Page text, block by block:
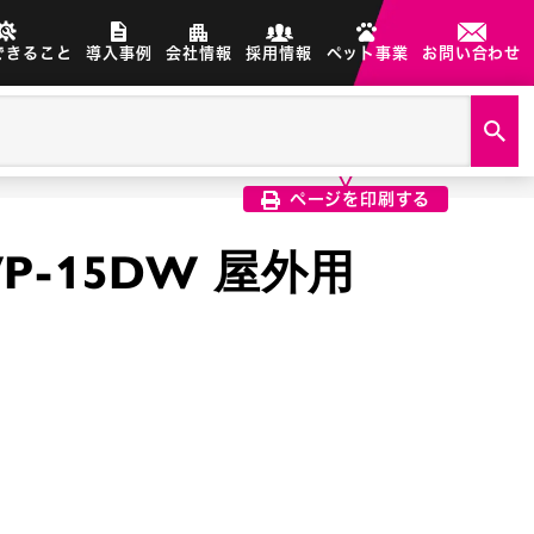
きること 導入事例 会社情報 採用情報 ペット事業 お問い合わせ
ページを印刷する
15DW 屋外用